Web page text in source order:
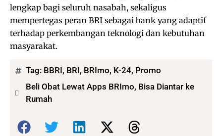
lengkap bagi seluruh nasabah, sekaligus
mempertegas peran BRI sebagai bank yang adaptif
terhadap perkembangan teknologi dan kebutuhan
masyarakat.
Tag: BBRI, BRI, BRImo, K-24, Promo
Beli Obat Lewat Apps BRImo, Bisa Diantar ke
Rumah
Bagikan: